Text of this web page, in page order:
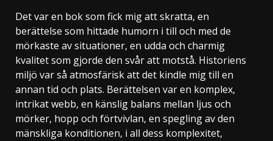
Det var en bok som fick mig att skratta, en
berättelse som hittade humorn i till och med de
mörkaste av situationer, en udda och charmig
kvalitet som gjorde den svår att motstå. Historiens
miljö var så atmosfärisk att det kindle mig till en
annan tid och plats. Berättelsen var en komplex,
intrikat webb, en känslig balans mellan ljus och
mörker, hopp och förtvivlan, en spegling av den
mänskliga konditionen, i all dess komplexitet,